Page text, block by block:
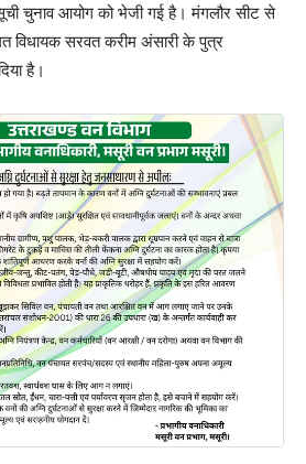
चुनाव आयोग को भेजी गई है। मंगलौर सीट से
विधायक सरवत करीम अंसारी के पुत्र
है।